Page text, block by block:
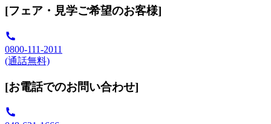
[フェア・見学ご希望のお客様]
0800-111-2011
(通話無料)
[お電話でのお問い合わせ]